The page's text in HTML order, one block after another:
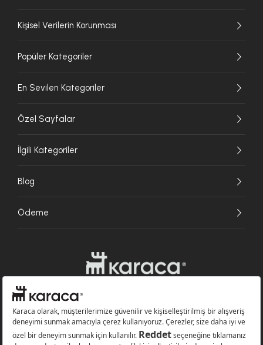
Kişisel Verilerin Korunması
Popüler Kategoriler
En Sevilen Kategoriler
Özel Sayfalar
İlgili Kategoriler
Blog
Ödeme